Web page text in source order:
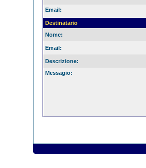
Email:
Destinatario
Nome:
Email:
Descrizione:
Messagio: